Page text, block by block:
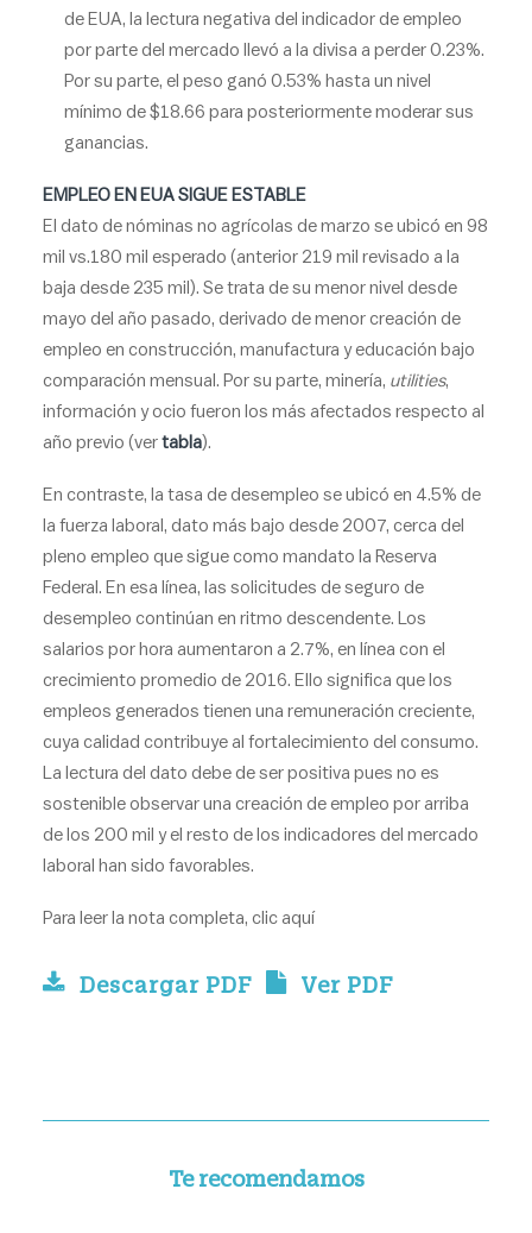
de EUA, la lectura negativa del indicador de empleo
por parte del mercado llevó a la divisa a perder 0.23%.
Por su parte, el peso ganó 0.53% hasta un nivel
mínimo de $18.66 para posteriormente moderar sus
ganancias.
EMPLEO EN EUA SIGUE ESTABLE
El dato de nóminas no agrícolas de marzo se ubicó en 98
mil vs.180 mil esperado (anterior 219 mil revisado a la
baja desde 235 mil). Se trata de su menor nivel desde
mayo del año pasado, derivado de menor creación de
empleo en construcción, manufactura y educación bajo
comparación mensual. Por su parte, minería, utilities,
información y ocio fueron los más afectados respecto al
año previo (ver tabla).
En contraste, la tasa de desempleo se ubicó en 4.5% de
la fuerza laboral, dato más bajo desde 2007, cerca del
pleno empleo que sigue como mandato la Reserva
Federal. En esa línea, las solicitudes de seguro de
desempleo continúan en ritmo descendente. Los
salarios por hora aumentaron a 2.7%, en línea con el
crecimiento promedio de 2016. Ello significa que los
empleos generados tienen una remuneración creciente,
cuya calidad contribuye al fortalecimiento del consumo.
La lectura del dato debe de ser positiva pues no es
sostenible observar una creación de empleo por arriba
de los 200 mil y el resto de los indicadores del mercado
laboral han sido favorables.
Para leer la nota completa, clic aquí
Descargar PDF Ver PDF
Te recomendamos